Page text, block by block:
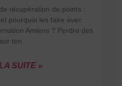
récupération de points :
pourquoi les faire avec
Amiens ? Perdre des
ton
SUITE »